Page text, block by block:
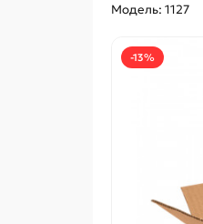
Модель: 1127
-13%